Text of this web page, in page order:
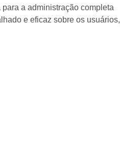
a administração completa
e eficaz sobre os usuários,